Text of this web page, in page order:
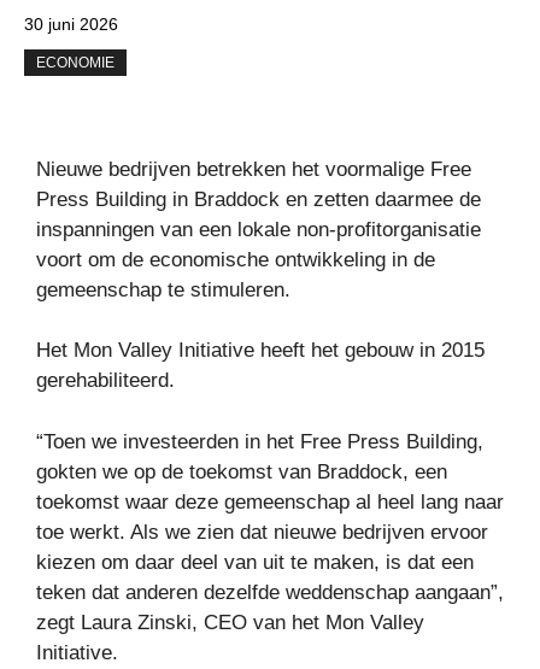
30 juni 2026
ECONOMIE
Nieuwe bedrijven betrekken het voormalige Free
Press Building in Braddock en zetten daarmee de
inspanningen van een lokale non-profitorganisatie
voort om de economische ontwikkeling in de
gemeenschap te stimuleren.
Het Mon Valley Initiative heeft het gebouw in 2015
gerehabiliteerd.
“Toen we investeerden in het Free Press Building,
gokten we op de toekomst van Braddock, een
toekomst waar deze gemeenschap al heel lang naar
toe werkt. Als we zien dat nieuwe bedrijven ervoor
kiezen om daar deel van uit te maken, is dat een
teken dat anderen dezelfde weddenschap aangaan”,
zegt Laura Zinski, CEO van het Mon Valley
Initiative.